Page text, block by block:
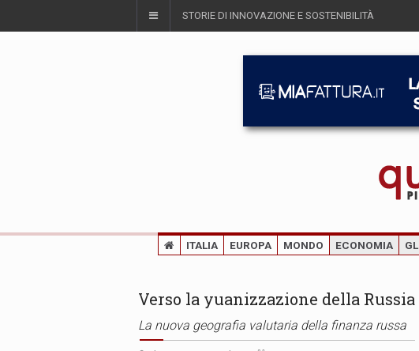
STORIE DI INNOVAZIONE E SOSTENIBILITÀ
ITALIA EUROPA MONDO ECONOMIA
Verso la yuanizzazione della Russia
La nuova geografia valutaria della finanza russa